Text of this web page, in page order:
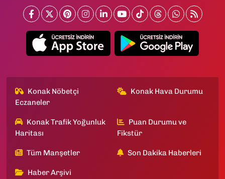
Konak Nöbetçi
Eczaneler
Konak Hava Durumu
Konak Trafik Yoğunluk
Haritası
Puan Durumu ve
Fikstür
Tüm Manşetler Son Dakika Haberleri
Haber Arşivi